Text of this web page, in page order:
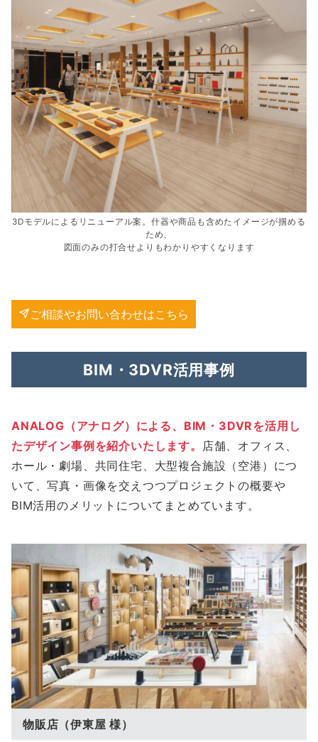
3Dモデルによるリニューアル案。什器や商品も含めたイメージが掴める
ため、
図面のみの打合せよりもわかりやすくなります
ご相談やお問い合わせはこちら
BIM・3DVR活用事例
ANALOG（アナログ）による、BIM・3DVRを活用し
たデザイン事例を紹介いたします。
店舗、オフィス、
ホール・劇場、共同住宅、大型複合施設（空港）につ
いて、写真・画像を交えつつプロジェクトの概要や
BIM活用のメリットについてまとめています。
物販店（伊東屋 様）